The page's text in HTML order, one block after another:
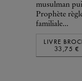
musulman
Prophète
familiale...
LIVRE
33,75 €